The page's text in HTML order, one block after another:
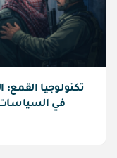
تكنولوجيا
في السياسات